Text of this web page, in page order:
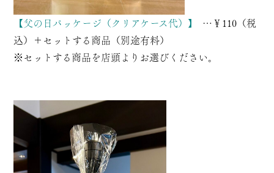
【父の日パッケージ（クリアケース代）】
…￥110（税
込）＋セットする商品（別途有料）
※セットする商品を店頭よりお選びください。